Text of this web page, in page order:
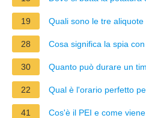
19 Quali sono le tre
28 Cosa significa la spia
30 Quanto può durare un
22 Qual è l'orario perfetto
41 Cos'è il PEI e come